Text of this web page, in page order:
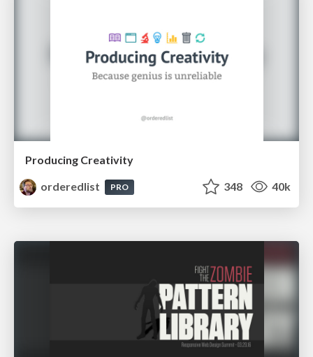
Producing Creativity
orderedlist
PRO 348 40k